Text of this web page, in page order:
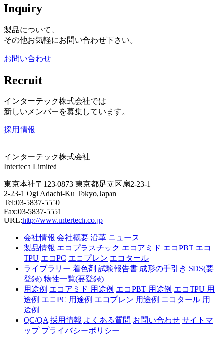
Inquiry
製品について、
その他お気軽にお問い合わせ下さい。
お問い合わせ
Recruit
インターテック株式会社では
新しいメンバーを募集しています。
採用情報
インターテック株式会社
Intertech Limited
東京本社〒123-0873 東京都足立区扇2-23-1
2-23-1 Ogi Adachi-Ku Tokyo,Japan
Tel:03-5837-5550
Fax:03-5837-5551
URL:http://www.intertech.co.jp
会社情報 会社概要 沿革 ニュース
製品情報 エコプラスチック エコアミド エコPBT エコ
TPU エコPC エコプレン エコタール
ライブラリー 着色剤 試験報告書 成形の手引き SDS(要
登録) 物性一覧(要登録)
用途例 エコアミド 用途例 エコPBT 用途例 エコTPU 用
途例 エコPC 用途例 エコプレン 用途例 エコタール 用
途例
QC/QA 採用情報 よくある質問 お問い合わせ サイトマ
ップ プライバシーポリシー